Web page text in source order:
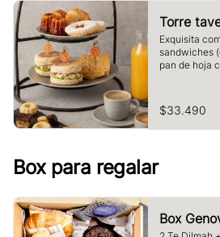
Torre
Exquisita
sandwiches
pan de hoja
jugos
$33.490
Box para regalar
Box